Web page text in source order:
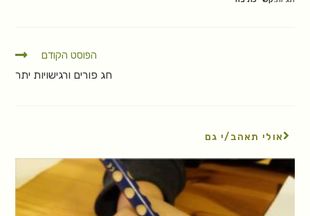
הפוסט הקודם
חג פורים ורגישויות יתר
אולי תאהב/י גם